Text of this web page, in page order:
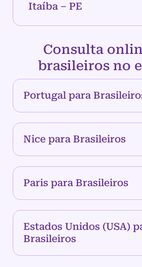
Itaíba – PE
Consulta
brasileiros no
Portugal para
Nice para Brasileiros
Paris para Brasileiros
Estados Unidos (USA)
Brasileiros